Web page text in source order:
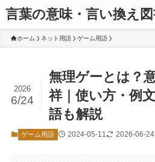
言葉の意味・言い換え
ホーム ネット用語 ゲーム用語
無理ゲーとは？
祥｜使い方・例
語も解説
2026
6/24
ゲーム用語 2024-05-11 2026-06-24